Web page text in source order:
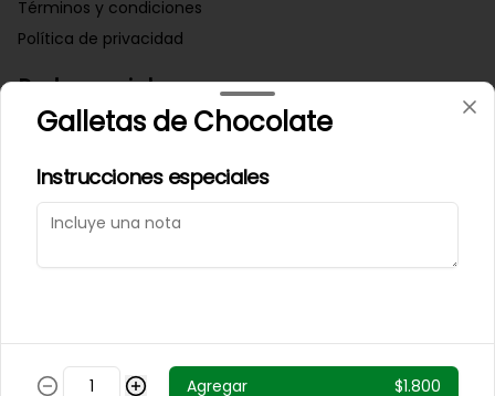
Términos y condiciones
Política de privacidad
Redes sociales
Instagram
Mi cuenta
Iniciar sesión
Galletas de Chocolate
Instrucciones especiales
Agregar $1.800